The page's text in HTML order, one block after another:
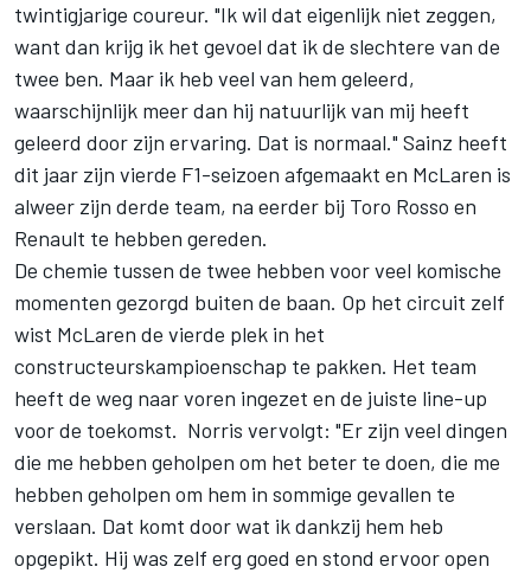
twintigjarige coureur. "Ik wil dat eigenlijk niet zeggen,
want dan krijg ik het gevoel dat ik de slechtere van de
twee ben. Maar ik heb veel van hem geleerd,
waarschijnlijk meer dan hij natuurlijk van mij heeft
geleerd door zijn ervaring. Dat is normaal." Sainz heeft
dit jaar zijn vierde F1-seizoen afgemaakt en McLaren is
alweer zijn derde team, na eerder bij Toro Rosso en
Renault te hebben gereden.
De chemie tussen de twee hebben voor veel komische
momenten gezorgd buiten de baan. Op het circuit zelf
wist McLaren de vierde plek in het
constructeurskampioenschap te pakken. Het team
heeft de weg naar voren ingezet en de juiste line-up
voor de toekomst. Norris vervolgt: "Er zijn veel dingen
die me hebben geholpen om het beter te doen, die me
hebben geholpen om hem in sommige gevallen te
verslaan. Dat komt door wat ik dankzij hem heb
opgepikt. Hij was zelf erg goed en stond ervoor open